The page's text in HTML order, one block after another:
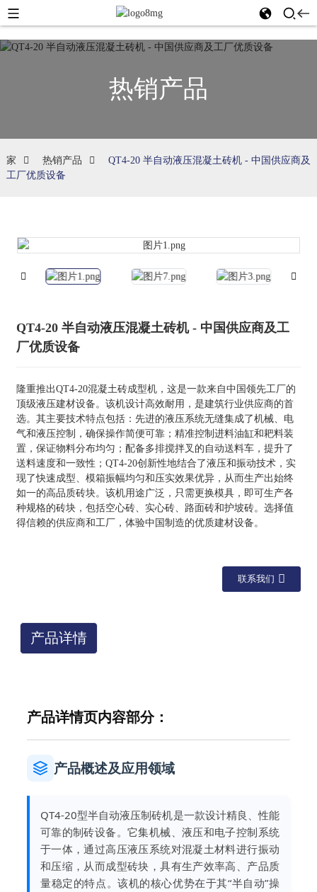
热销产品
家 热销产品
QT4-20 半自动液压混凝土砖机 - 中国供应商及
工厂优质设备
QT4-20 半自动液压混凝土砖机 - 中国供应商及工
厂优质设备
隆重推出QT4-20混凝土砖成型机，这是一款来自中国领先工厂的
顶级液压建材设备。该机设计高效耐用，是建筑行业供应商的首
选。其主要技术特点包括：先进的液压系统无缝集成了机械、电
气和液压控制，确保操作简便可靠；精准控制进料油缸和耙料装
置，保证物料分布均匀；配备多排搅拌叉的自动送料车，提升了
送料速度和一致性；QT4-20创新性地结合了液压和振动技术，实
现了快速成型、模箱振幅均匀和压实效果优异，从而生产出始终
如一的高品质砖块。该机用途广泛，只需更换模具，即可生产各
种规格的砖块，包括空心砖、实心砖、路面砖和护坡砖。选择值
得信赖的供应商和工厂，体验中国制造的优质建材设备。
联系我们
产品详情
产品详情页内容部分：
产品概述及应用领域
QT4-20型半自动液压制砖机是一款设计精良、性能
可靠的制砖设备。它集机械、液压和电子控制系统
于一体，通过高压液压系统对混凝土材料进行振动
和压缩，从而成型砖块，具有生产效率高、产品质
量稳定的特点。该机的核心优势在于其“半自动”操